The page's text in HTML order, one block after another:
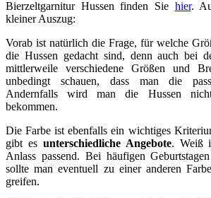
Bierzeltgarnitur Hussen finden Sie hier.
kleiner Auszug:
Vorab ist natürlich die Frage, für welche
die Hussen gedacht sind, denn auch bei
mittlerweile verschiedene Größen und
unbedingt schauen, dass man die
Andernfalls wird man die Hussen
bekommen.
Die Farbe ist ebenfalls ein wichtiges
gibt es unterschiedliche Angebote. Weiß
Anlass passend. Bei häufigen
sollte man eventuell zu einer anderen
greifen.